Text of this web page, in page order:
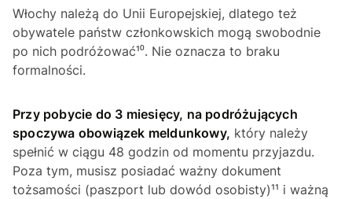
Włochy należą do Unii Europejskiej, dlatego też
obywatele państw członkowskich mogą swobodnie
po nich podróżować¹⁰. Nie oznacza to braku
formalności.
Przy pobycie do 3 miesięcy, na podróżujących
spoczywa obowiązek meldunkowy, który należy
spełnić w ciągu 48 godzin od momentu przyjazdu.
Poza tym, musisz posiadać ważny dokument
tożsamości (paszport lub dowód osobisty)¹¹ i ważną